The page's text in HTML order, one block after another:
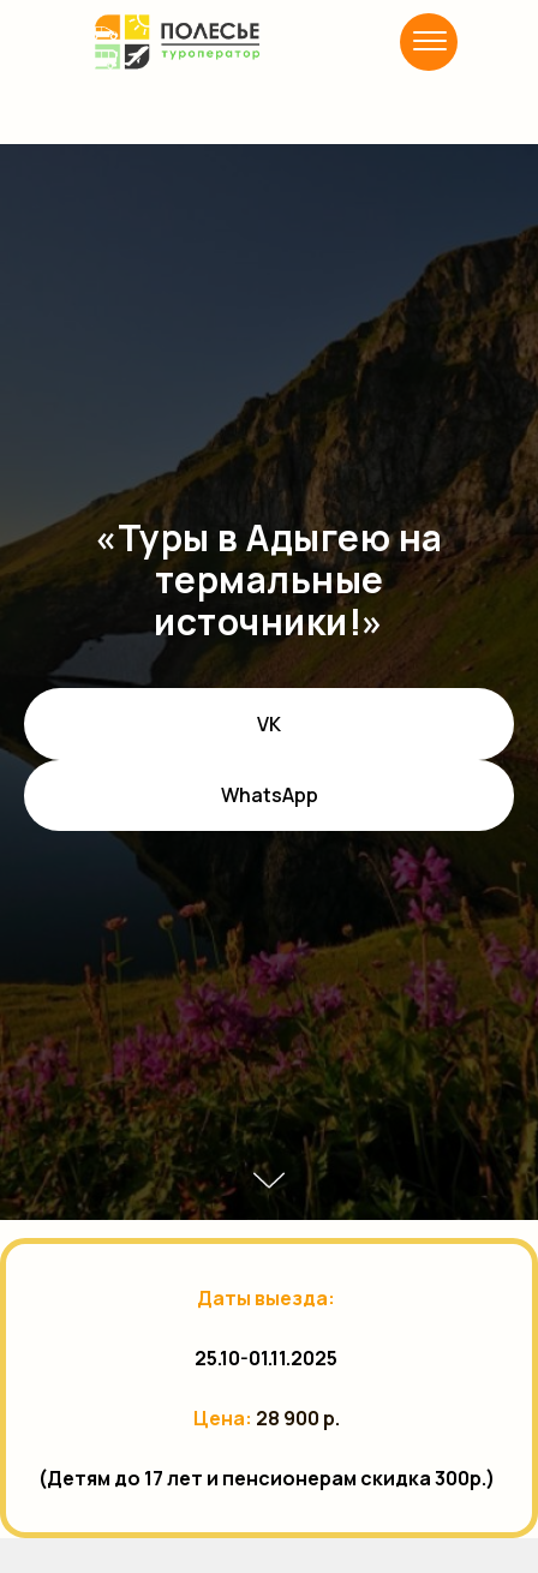
«Туры в Адыгею на
термальные
источники!»
VK
WhatsApp
Даты выезда:
25.10-01.11.2025
Цена: 28 900 р.
(Детям до 17 лет и пенсионерам скидка 300р.)